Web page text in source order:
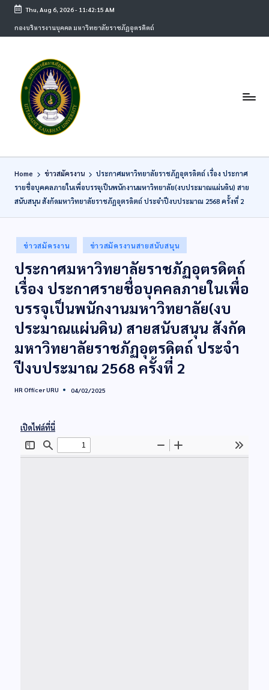
Thu, Aug 6, 2026- 11:42:15 AM
กองบริหารงานบุคคล มหาวิทยาลัยราชภัฏอุตรดิตถ์
Home ข่าวสมัครงาน
ประกาศมหาวิทยาลัยราชภัฏอุตรดิตถ์ เรื่อง ประกาศ
รายชื่อบุคคลภายในเพื่อบรรจุเป็นพนักงานมหาวิทยาลัย(งบประมาณแผ่นดิน) สาย
สนับสนุน สังกัดมหาวิทยาลัยราชภัฏอุตรดิตถ์ ประจำปีงบประมาณ 2568 ครั้งที่ 2
ข่าวสมัครงาน ข่าวสมัครงานสายสนับสนุน
ประกาศมหาวิทยาลัยราชภัฏอุตรดิตถ์
เรื่อง ประกาศรายชื่อบุคคลภายในเพื่อ
บรรจุเป็นพนักงานมหาวิทยาลัย(งบ
ประมาณแผ่นดิน) สายสนับสนุน สังกัด
มหาวิทยาลัยราชภัฏอุตรดิตถ์ ประจำ
ปีงบประมาณ 2568 ครั้งที่ 2
HR Officer URU 04/02/2025
เปิดไฟล์ที่นี่